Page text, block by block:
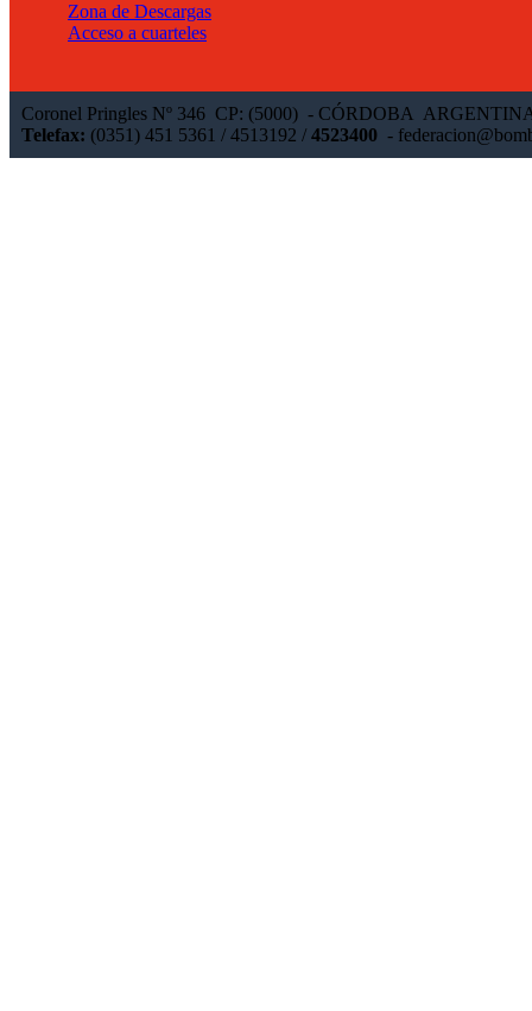
Zona de Descargas
Acceso a cuarteles
Coronel Pringles Nº 346 CP: (5000) - CÓRDOBA
Telefax: (0351) 451 5361 / 4513192 / 4523400 -